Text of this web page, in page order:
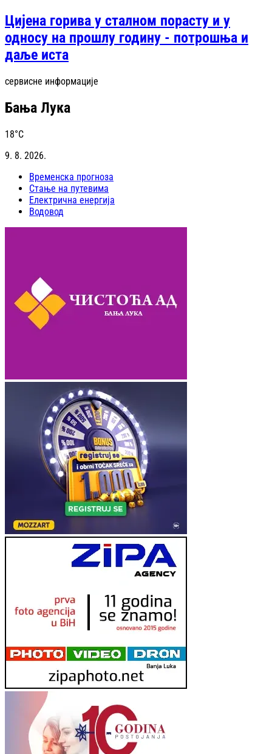
Цијена горива у сталном порасту и у
односу на прошлу годину - потрошња и
даље иста
сервисне информације
Бања Лука
18°C
9. 8. 2026.
Временска прогноза
Стање на путевима
Електрична енергија
Водовод